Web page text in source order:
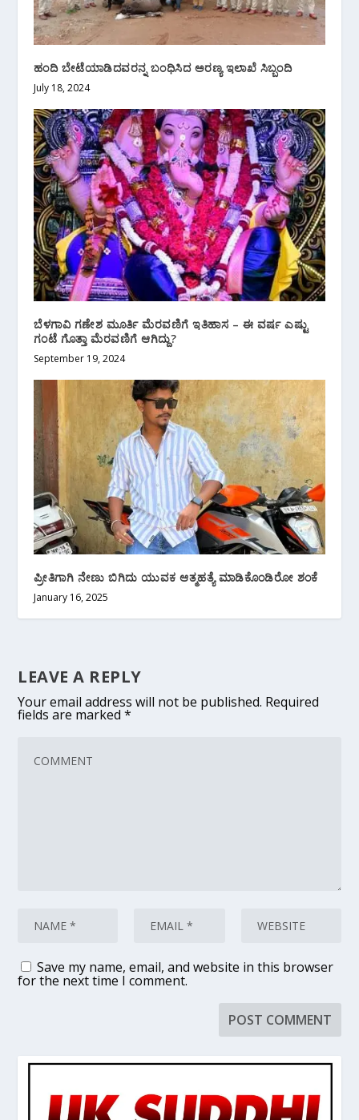
ಹಂದಿ ಬೇಟೆಯಾಡಿದವರ‌ನ್ನ ಬಂಧಿಸಿದ ಅರಣ್ಯ ಇಲಾಖೆ ಸಿಬ್ಬಂದಿ
July 18, 2024
ಬೆಳಗಾವಿ ಗಣೇಶ ಮೂರ್ತಿ ಮೆರವಣಿಗೆ ಇತಿಹಾಸ – ಈ ವರ್ಷ ಎಷ್ಟು
ಗಂಟೆ ಗೊತ್ತಾ ಮೆರವಣಿಗೆ ಆಗಿದ್ದು?
September 19, 2024
ಪ್ರೀತಿಗಾಗಿ ನೇಣು ಬಿಗಿದು ಯುವಕ ಆತ್ಮಹತ್ಯೆ ಮಾಡಿಕೊಂಡಿರೋ ಶಂಕೆ
January 16, 2025
LEAVE A REPLY
Your email address will not be published. Required
fields are marked*
Save my name, email, and website in this browser
for the next time I comment.